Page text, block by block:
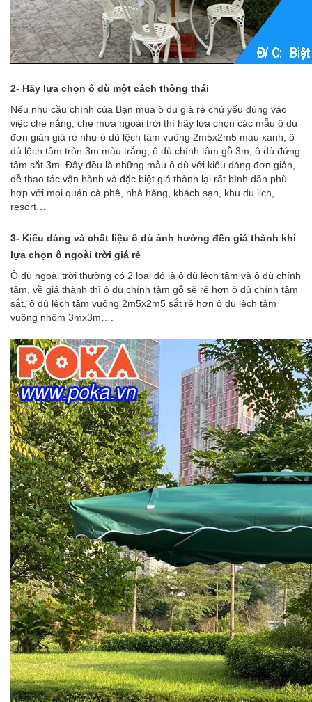
2- Hãy lựa chọn ô dù một cách thông thái
Nếu nhu cầu chính của Bạn mua ô dù giá rẻ chủ yếu dùng vào
việc che nắng, che mưa ngoài trời thì hãy lựa chọn các mẫu ô dù
đơn giản giá rẻ như ô dù lệch tâm vuông 2m5x2m5 màu xanh ô
dù lệch tâm tròn 3m màu trắng ô dù chính tâm gỗ 3m ô dù đứng
tâm sắt 3m . Đây đều là những mẫu ô dù với kiểu dáng đơn giản,
dễ thao tác vận hành và đặc biệt giá thành lại rất bình dân phù
hợp với mọi quán cà phê, nhà hàng, khách sạn, khu du lịch,
resort…
3- Kiểu dáng và chất liệu ô dù ảnh hưởng đến giá thành khi
lựa chọn ô ngoài trời giá rẻ
Ô dù ngoài trời thường có 2 loại đó là ô dù lệch tâm và ô dù chính
tâm , về giá thành thì ô dù chính tâm gỗ sẽ rẻ hơn ô dù chính tâm
sắt, ô dù lệch tâm vuông 2m5x2m5 sắt rẻ hơn ô dù lệch tâm
vuông nhôm 3mx3m….